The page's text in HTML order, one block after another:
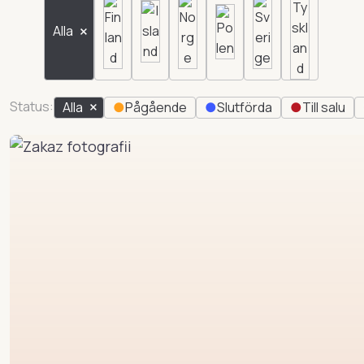
Alla
Status: Alla ●Pågående ●Slutförda ●Till salu